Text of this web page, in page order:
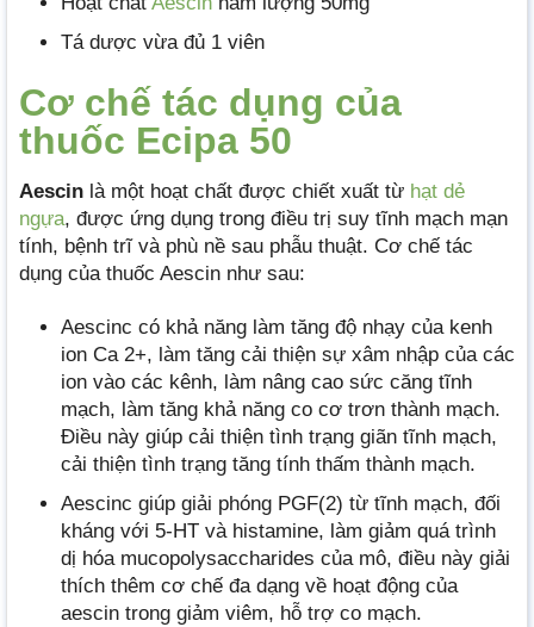
Tá dược vừa đủ 1 viên
Cơ chế tác dụng của
thuốc Ecipa 50
Aescin là một hoạt chất được chiết xuất từ hạt dẻ
ngựa, được ứng dụng trong điều trị suy tĩnh mạch mạn
tính, bệnh trĩ và phù nề sau phẫu thuật. Cơ chế tác
dụng của thuốc Aescin như sau:
Aescinc có khả năng làm tăng độ nhạy của kenh
ion Ca 2+, làm tăng cải thiện sự xâm nhập của các
ion vào các kênh, làm nâng cao sức căng tĩnh
mạch, làm tăng khả năng co cơ trơn thành mạch.
Điều này giúp cải thiện tình trạng giãn tĩnh mạch,
cải thiện tình trạng tăng tính thấm thành mạch.
Aescinc giúp giải phóng PGF(2) từ tĩnh mạch, đối
kháng với 5-HT và histamine, làm giảm quá trình
dị hóa mucopolysaccharides của mô, điều này giải
thích thêm cơ chế đa dạng về hoạt động của
aescin trong giảm viêm, hỗ trợ co mạch.